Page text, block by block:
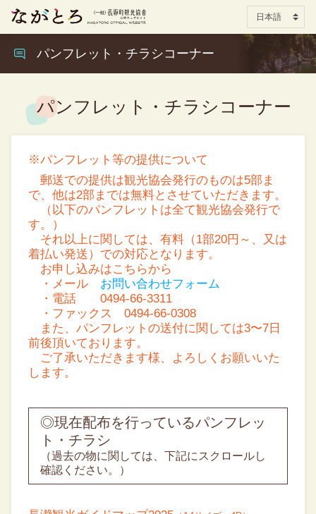
パンフレット・チラシコーナー
パンフレット・チラシコーナー
※パンフレット等の提供について
郵送での提供は観光協会発行のものは5部ま
で、他は2部までは無料とさせていただきます。
（以下のパンフレットは全て観光協会発行で
す。）
それ以上に関しては、有料（1部20円～、又は
着払い発送）での対応となります。
お申し込みはこちらから
・メール お問い合わせフォーム
・電話 0494-66-3311
・ファックス 0494-66-0308
また、パンフレットの送付に関しては3〜7日
前後頂いております。
ご了承いただきます様、よろしくお願いいた
します。
◎現在配布を行っているパンフレッ
ト・チラシ
（過去の物に関しては、下記にスクロールし
確認ください。）